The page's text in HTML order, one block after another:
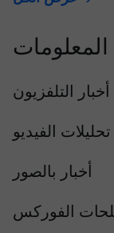
أخبار التلفزيون
تحليلات الفيديو
أخبار بالصور
الفوركس